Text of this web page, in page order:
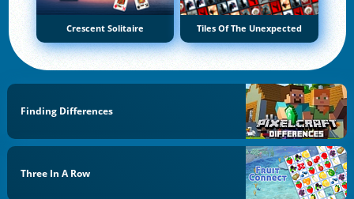
Crescent Solitaire Tiles Of The Unexpected
Finding Differences
Three In A Row